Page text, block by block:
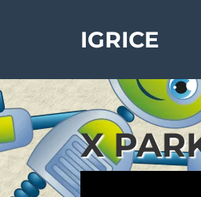
IGRICE
X